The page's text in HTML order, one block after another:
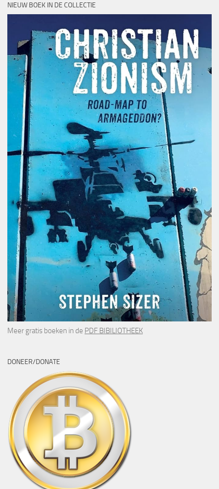
NIEUW BOEK IN DE COLLECTIE
Meer gratis boeken in de PDF BIBILIOTHEEK
DONEER/DONATE